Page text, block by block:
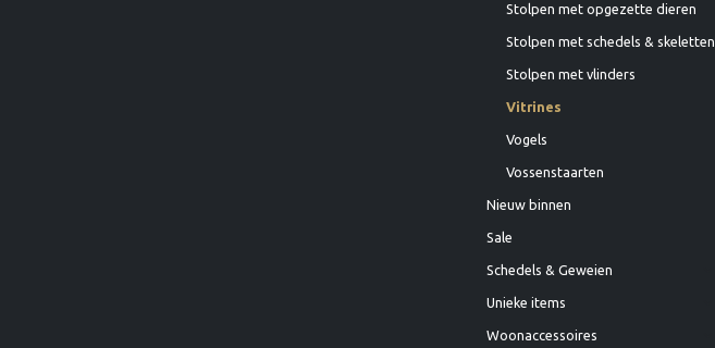
Stolpen met opgezette dieren
Stolpen met schedels & skeletten
Stolpen met vlinders
Vitrines
Vogels
Vossenstaarten
Nieuw binnen
Sale
Schedels & Geweien
Unieke items
Woonaccessoires